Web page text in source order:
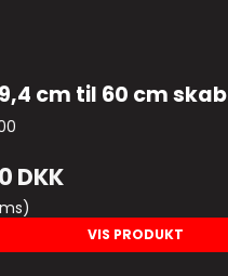
9,4 cm til 60 cm skab
DKK
VIS PRODUKT